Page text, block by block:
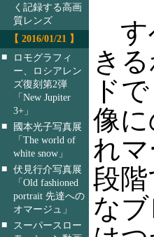
く記録する高画
質レンズ
【 2016/01/21 】
■
ロモグラフィ
ー、ロシアレン
ズ復刻第2弾
「New Jupiter
3+」
■
國本光子写真展
「The world of
white snow」
■ 伏見行介写真展
「Old fashioned
portrait 先達への
オマージュ」
■
スーパースロー
す
き
ド
像
れ
段
な